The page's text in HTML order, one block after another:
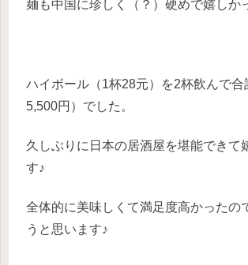
麺も中国に珍しく（？）硬めで嬉しか
ハイボール（1杯28元）を2杯飲んで合
5,500円）でした。
久しぶりに日本の居酒屋を堪能できて
す♪
全体的に美味しくて満足度高かったの
うと思います♪